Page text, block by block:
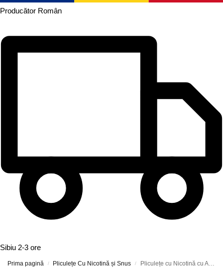
Producător Român
Sibiu 2-3 ore
Prima pagină / Pliculețe Cu Nicotină și Snus / Pliculețe cu Nicotină cu Afine